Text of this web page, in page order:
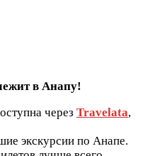
в Анапу!
через Travelata,
экскурсии по Анапе.